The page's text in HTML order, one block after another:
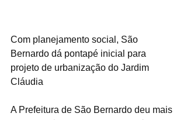
Com planejamento social, São
Bernardo dá pontapé inicial para
projeto de urbanização do Jardim
Cláudia
A Prefeitura de São Bernardo deu mais